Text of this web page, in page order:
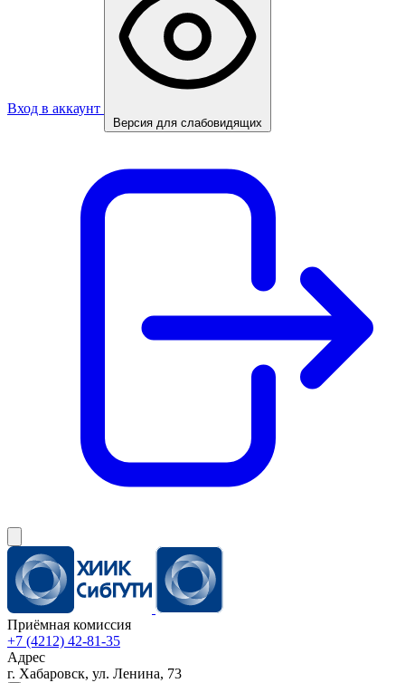
Вход в аккаунт
Версия для слабовидящих
Приёмная комиссия
+7 (4212) 42-81-35
Адрес
г. Хабаровск, ул. Ленина, 73